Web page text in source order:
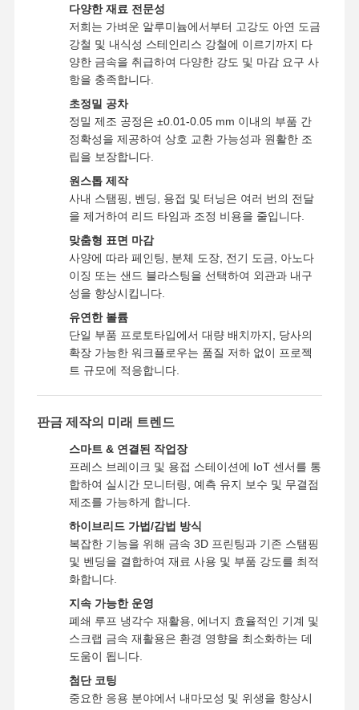
공장 투어 품질 관리 저희와 연락 뉴스
사건
지금 챗팅하
알루미늄 다이 캐스팅
CNC 가공 부품
판금 부품
자동차 부품 제조
다이 캐스팅 인클로저
금속 표면 처리
다이 캐스팅 금형
다양한 재료 전문성
저희는 가벼운 알루미늄에서부터 고강도 아연 도금
강철 및 내식성 스테인리스 강철에 이르기까지 다
양한 금속을 취급하여 다양한 강도 및 마감 요구 사
항을 충족합니다.
초정밀 공차
정밀 제조 공정은 ±0.01-0.05 mm 이내의 부품 간
정확성을 제공하여 상호 교환 가능성과 원활한 조
립을 보장합니다.
원스톱 제작
사내 스탬핑, 벤딩, 용접 및 터닝은 여러 번의 전달
을 제거하여 리드 타임과 조정 비용을 줄입니다.
맞춤형 표면 마감
사양에 따라 페인팅, 분체 도장, 전기 도금, 아노다
이징 또는 샌드 블라스팅을 선택하여 외관과 내구
성을 향상시킵니다.
유연한 볼륨
단일 부품 프로토타입에서 대량 배치까지, 당사의
확장 가능한 워크플로우는 품질 저하 없이 프로젝
트 규모에 적응합니다.
판금 제작의 미래 트렌드
스마트 & 연결된 작업장
프레스 브레이크 및 용접 스테이션에 IoT 센서를 통
합하여 실시간 모니터링, 예측 유지 보수 및 무결점
제조를 가능하게 합니다.
하이브리드 가법/감법 방식
복잡한 기능을 위해 금속 3D 프린팅과 기존 스탬핑
및 벤딩을 결합하여 재료 사용 및 부품 강도를 최적
화합니다.
지속 가능한 운영
폐쇄 루프 냉각수 재활용, 에너지 효율적인 기계 및
스크랩 금속 재활용은 환경 영향을 최소화하는 데
도움이 됩니다.
첨단 코팅
중요한 응용 분야에서 내마모성 및 위생을 향상시